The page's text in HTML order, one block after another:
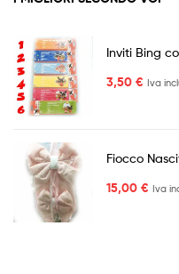
Inviti Bing
3,50 € Iva
Fiocco
15,00 € Iva